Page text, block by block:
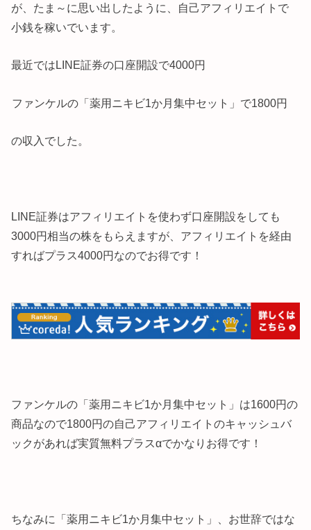
が、たま～に思い出したように、自己アフィリエイトで
小銭を稼いでいます。
最近ではLINE証券の口座開設で4000円
ファンケルの「薬用ニキビ1か月集中セット」で1800円
の収入でした。
LINE証券はアフィリエイトを使わず口座開設をしても
3000円相当の株をもらえますが、アフィリエイトを経由
すればプラス4000円なのでお得です！
ファンケルの「薬用ニキビ1か月集中セット」は1600円の
商品なので1800円の自己アフィリエイトのキャッシュバ
ックがあれば実質無料プラスαでかなりお得です！
ちなみに「薬用ニキビ1か月集中セット」、お世辞ではな